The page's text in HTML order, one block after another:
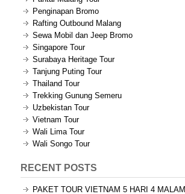
Penginapan Bromo
Rafting Outbound Malang
Sewa Mobil dan Jeep Bromo
Singapore Tour
Surabaya Heritage Tour
Tanjung Puting Tour
Thailand Tour
Trekking Gunung Semeru
Uzbekistan Tour
Vietnam Tour
Wali Lima Tour
Wali Songo Tour
RECENT POSTS
PAKET TOUR VIETNAM 5 HARI 4 MALAM